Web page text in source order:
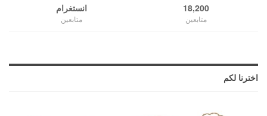
18,200
متابعين
انستغرام
متابعين
اخترنا لكم